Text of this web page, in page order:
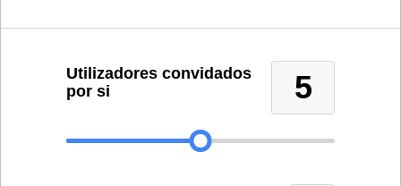
Utilizadores convidados
por si
5